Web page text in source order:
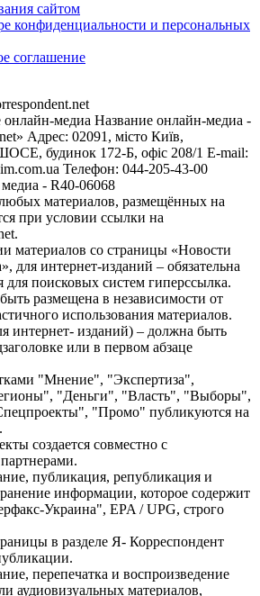
сайтом
конфиденциальности и персональных
соглашение
онлайн-медиа Название онлайн-медиа -
Адрес: 02091, місто Київ,
будинок 172-Б, офіс 208/1 E-mail:
Телефон: 044-205-43-00
- R40-06068
материалов, размещённых на
при условии ссылки на
материалов со страницы «Новости
для интернет-изданий – обязательна
для поисковых систем гиперссылка.
размещена в независимости от
использования материалов.
интернет- изданий) – должна быть
или в первом абзаце
"Мнение", "Экспертиза",
"Деньги", "Власть", "Выборы",
"Промо" публикуются на
создается совместно с
публикация, републикация и
информации, которое содержит
Украина", EPA / UPG, строго
в разделе Я- Корреспондент
перепечатка и воспроизведение
аудиовизуальных материалов,